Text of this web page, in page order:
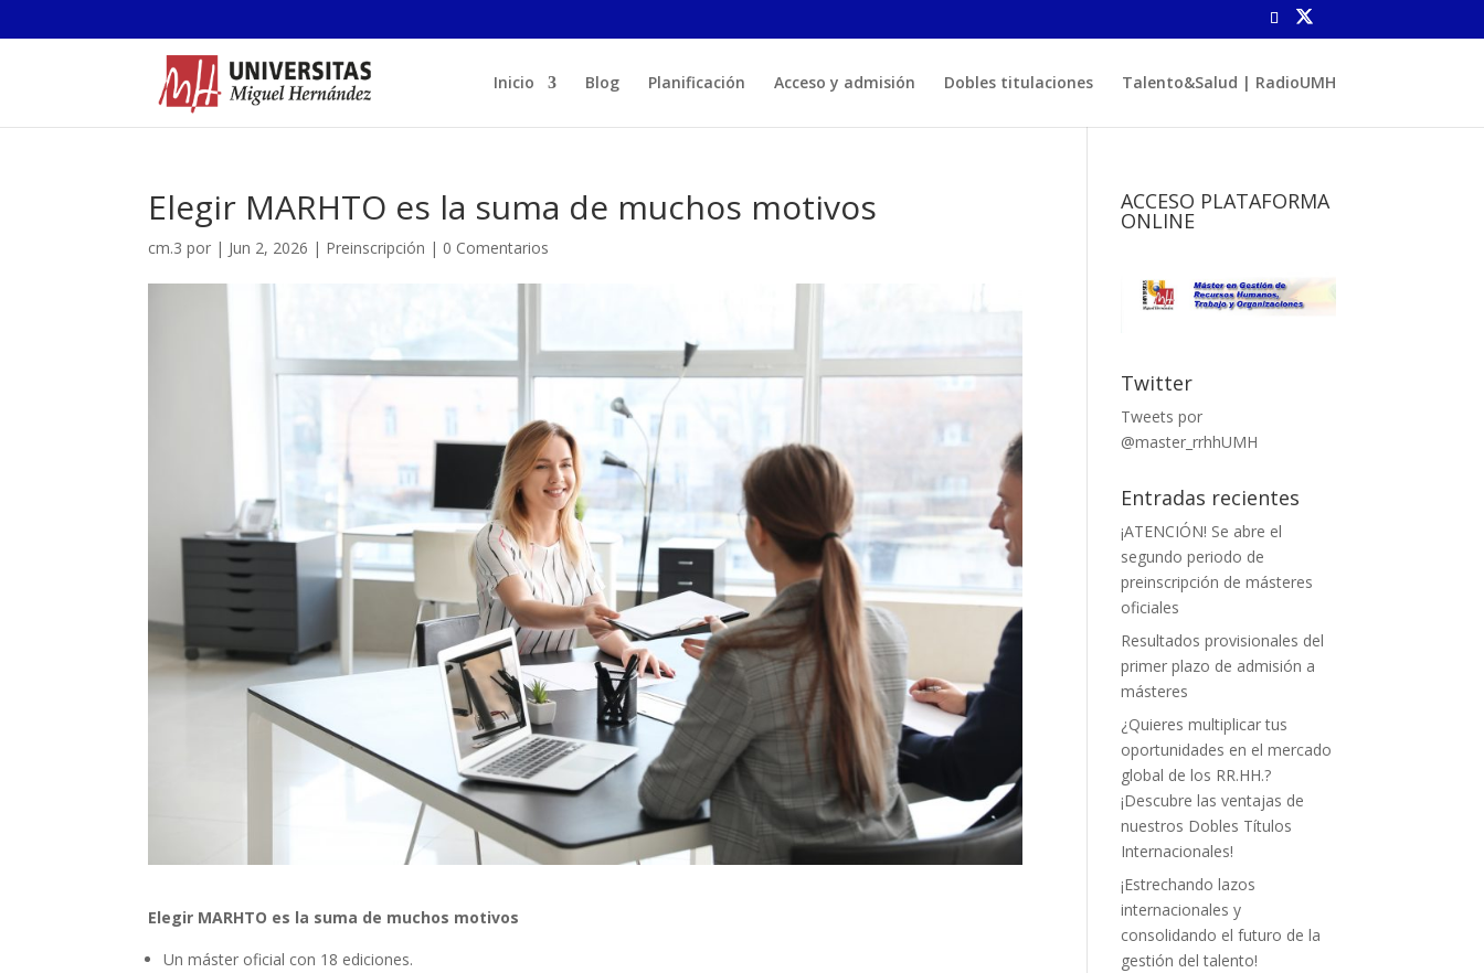
Inicio Blog Planificación Acceso y admisión Dobles titulaciones Talento&Salud | RadioUMH
Elegir MARHTO es la suma de muchos motivos
cm.3 por | Jun 2, 2026 | Preinscripción | 0 Comentarios
Elegir MARHTO es la suma de muchos motivos
Un máster oficial con 18 ediciones.
ACCESO PLATAFORMA
ONLINE
Twitter
Tweets por
@master_rrhhUMH
Entradas recientes
¡ATENCIÓN! Se abre el
segundo periodo de
preinscripción de másteres
oficiales
Resultados provisionales del
primer plazo de admisión a
másteres
¿Quieres multiplicar tus
oportunidades en el mercado
global de los RR.HH.?
¡Descubre las ventajas de
nuestros Dobles Títulos
Internacionales!
¡Estrechando lazos
internacionales y
consolidando el futuro de la
gestión del talento!